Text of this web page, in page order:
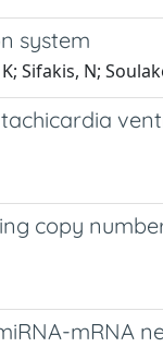
system
Sifakis, N;
copy
mRNA